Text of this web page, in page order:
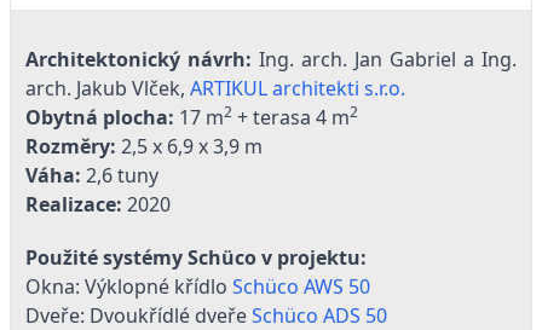
Architektonický návrh: Ing. arch. Jan Gabriel a Ing.
arch. Jakub Vlček, ARTIKUL architekti s.r.o.
Obytná plocha: 17 m2 + terasa 4 m2
Rozměry: 2,5 x 6,9 x 3,9 m
Váha: 2,6 tuny
Realizace: 2020
Použité systémy Schüco v projektu:
Okna: Výklopné křídlo Schüco AWS 50
Dveře: Dvoukřídlé dveřeSchüco ADS 50